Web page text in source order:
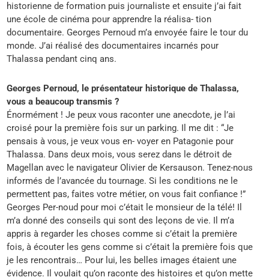
historienne de formation puis journaliste et ensuite j’ai fait
une école de cinéma pour apprendre la réalisa- tion
documentaire. Georges Pernoud m’a envoyée faire le tour du
monde. J’ai réalisé des documentaires incarnés pour
Thalassa pendant cinq ans.
Georges Pernoud, le présentateur historique de Thalassa,
vous a beaucoup transmis ?
Énormément ! Je peux vous raconter une anecdote, je l’ai
croisé pour la première fois sur un parking. Il me dit : “Je
pensais à vous, je veux vous en- voyer en Patagonie pour
Thalassa. Dans deux mois, vous serez dans le détroit de
Magellan avec le navigateur Olivier de Kersauson. Tenez-nous
informés de l’avancée du tournage. Si les conditions ne le
permettent pas, faites votre métier, on vous fait confiance !”
Georges Per-noud pour moi c’était le monsieur de la télé! Il
m’a donné des conseils qui sont des leçons de vie. Il m’a
appris à regarder les choses comme si c’était la première
fois, à écouter les gens comme si c’était la première fois que
je les rencontrais… Pour lui, les belles images étaient une
évidence. Il voulait qu’on raconte des histoires et qu’on mette